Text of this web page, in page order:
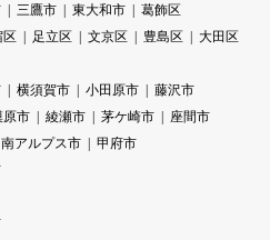
三鷹市 東大和市
葛飾区
区 足立区 文京区 豊島区
大田区
横須賀市 小田原市
藤沢市
原市 綾瀬市 茅ケ崎市
座間市
南アルプス市
甲府市